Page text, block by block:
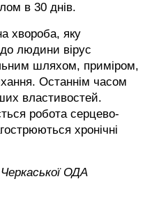
в 30 днів.
хвороба, яку
людини вірус
шляхом, приміром,
Останнім часом
властивостей.
робота серцево-
хронічні
ОДА